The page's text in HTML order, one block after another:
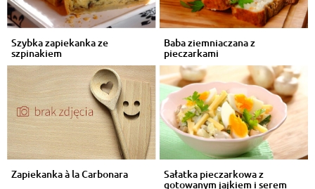
Szybka zapiekanka ze
szpinakiem
Baba ziemniaczana z
pieczarkami
Zapiekanka à la Carbonara Sałatka pieczarkowa z
gotowanym jajkiem i serem